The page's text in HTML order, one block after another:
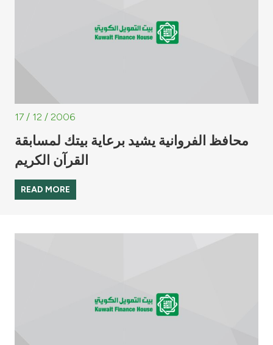
17 / 12 / 2006
محافظ الفروانية يشيد برعاية بيتك لمسابقة
القرآن الكريم
READ MORE